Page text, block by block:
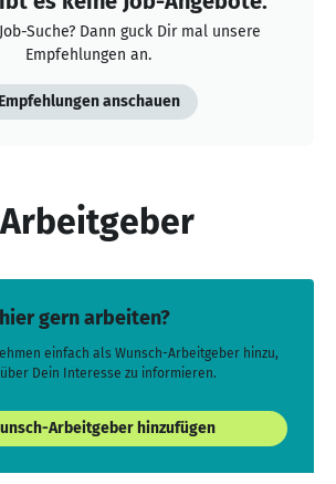
Suche? Dann guck Dir mal unsere
Empfehlungen an.
Empfehlungen anschauen
gern arbeiten?
einfach als Wunsch-Arbeitgeber hinzu,
Dein Interesse zu informieren.
Arbeitgeber hinzufügen